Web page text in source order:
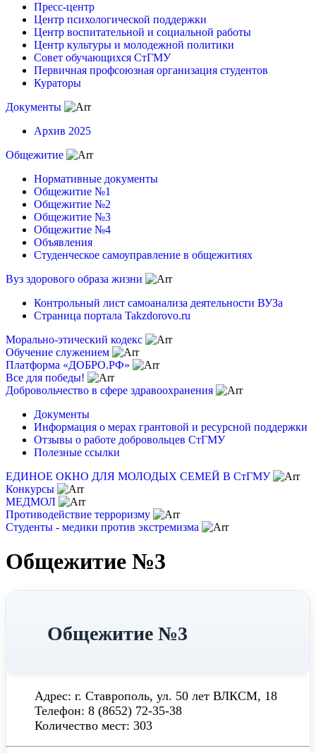
Пресс-центр
Центр психологической поддержки
Центр воспитательной и социальной работы
Центр культуры и молодежной политики
Совет обучающихся СтГМУ
Первичная профсоюзная организация студентов
Кураторы
Документы
Архив 2025
Общежитие
Нормативные документы
Общежитие №1
Общежитие №2
Общежитие №3
Общежитие №4
Объявления
Студенческое самоуправление в общежитиях
Вуз здорового образа жизни
Контрольный лист самоанализа деятельности ВУЗа
Страница портала Takzdorovo.ru
Морально-этический кодекс
Обучение служением
Платформа «ДОБРО.РФ»
Все для победы!
Добровольчество в сфере здравоохранения
Документы
Информация о мерах грантовой и ресурсной поддержки
Отзывы о работе добровольцев СтГМУ
Полезные ссылки
ЕДИНОЕ ОКНО ДЛЯ МОЛОДЫХ СЕМЕЙ В СтГМУ
Конкурсы
МЕДМОЛ
Противодействие терроризму
Студенты - медики против экстремизма
Общежитие №3
Общежитие №3
Адрес: г. Ставрополь, ул. 50 лет ВЛКСМ, 18
Телефон: 8 (8652) 72-35-38
Количество мест: 303